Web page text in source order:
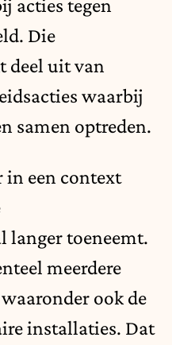
acties tegen
Die
deel uit van
waarbij
samen optreden.
in een context
langer toeneemt.
meerdere
ook de
installaties. Dat